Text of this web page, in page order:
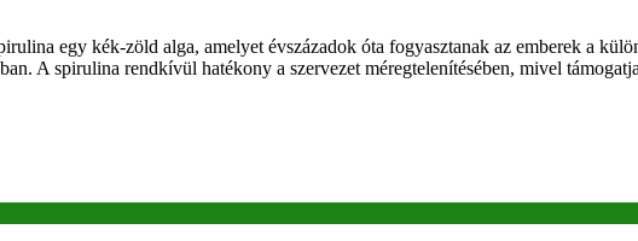
egy kék-zöld alga, amelyet évszázadok óta fogyasztanak az emberek a
A spirulina rendkívül hatékony a szervezet méregtelenítésében, mivel